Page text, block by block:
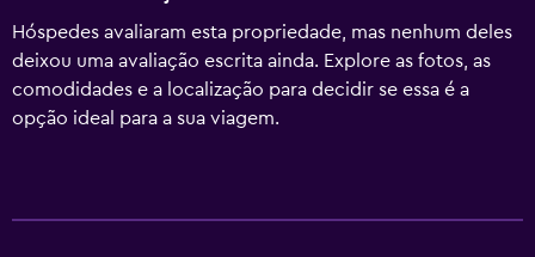
Hóspedes avaliaram esta propriedade, mas nenhum deles
deixou uma avaliação escrita ainda. Explore as fotos, as
comodidades e a localização para decidir se essa é a
opção ideal para a sua viagem.